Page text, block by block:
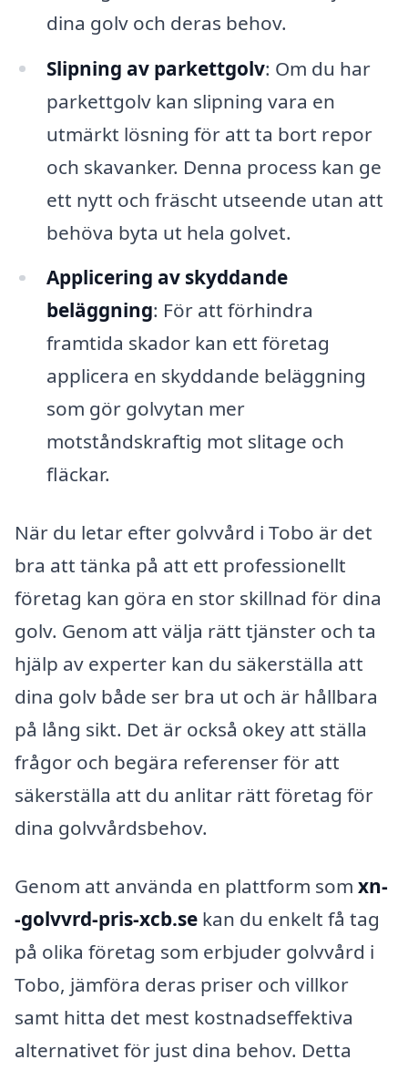
dina golv och deras behov.
Slipning av parkettgolv: Om du har
parkettgolv kan slipning vara en
utmärkt lösning för att ta bort repor
och skavanker. Denna process kan ge
ett nytt och fräscht utseende utan att
behöva byta ut hela golvet.
Applicering av skyddande
beläggning: För att förhindra
framtida skador kan ett företag
applicera en skyddande beläggning
som gör golvytan mer
motståndskraftig mot slitage och
fläckar.
När du letar efter golvvård i Tobo är det
bra att tänka på att ett professionellt
företag kan göra en stor skillnad för dina
golv. Genom att välja rätt tjänster och ta
hjälp av experter kan du säkerställa att
dina golv både ser bra ut och är hållbara
på lång sikt. Det är också okey att ställa
frågor och begära referenser för att
säkerställa att du anlitar rätt företag för
dina golvvårdsbehov.
Genom att använda en plattform som xn-
-golvvrd-pris-xcb.se kan du enkelt få tag
på olika företag som erbjuder golvvård i
Tobo, jämföra deras priser och villkor
samt hitta det mest kostnadseffektiva
alternativet för just dina behov. Detta